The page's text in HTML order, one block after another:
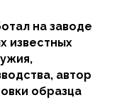
на заводе
известных
автор
образца